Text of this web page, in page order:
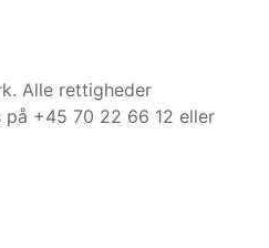
Alle rettigheder
+45 70 22 66 12 eller